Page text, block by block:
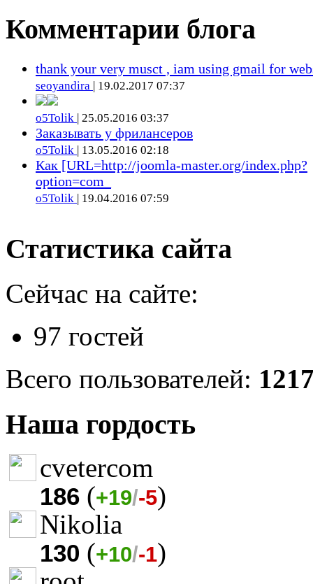
Комментарии блога
thank your very musct , iam using gmail for
seoyandira | 19.02.2017 07:37
o5Tolik | 25.05.2016 03:37
Заказывать у фрилансеров
o5Tolik | 13.05.2016 02:18
Как [URL=http://joomla-master.org/index.php?
option=com_
o5Tolik | 19.04.2016 07:59
Статистика сайта
Сейчас на сайте:
97 гостей
Всего пользователей:
Наша гордость
cvetercom
186 (+19/-5)
Nikolia
130 (+10/-1)